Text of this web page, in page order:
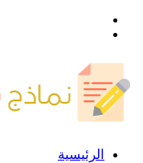
الرئيسية